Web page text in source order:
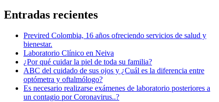
Entradas recientes
Previred Colombia, 16 años ofreciendo servicios de salud y
bienestar.
Laboratorio Clínico en Neiva
¿Por qué cuidar la piel de toda su familia?
ABC del cuidado de sus ojos y ¿Cuál es la diferencia entre
optómetra y oftalmólogo?
Es necesario realizarse exámenes de laboratorio posteriores a
un contagio por Coronavirus..?